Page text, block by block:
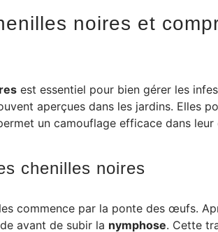
noires et
est essentiel pour bien gérer les
aperçues dans les jardins. Elles
un camouflage efficace dans leur
chenilles noires
commence par la ponte des œufs.
avant de subir la nymphose. Cette